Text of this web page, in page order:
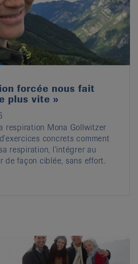
forcée nous fait
plus vite »
respiration Mona Gollwitzer
concrets comment
respiration, l’intégrer au
de façon ciblée, sans effort.